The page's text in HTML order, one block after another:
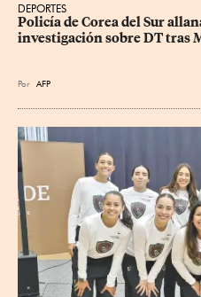
DEPORTES
Policía de Corea del Sur
investigación sobre DT tras
Por AFP